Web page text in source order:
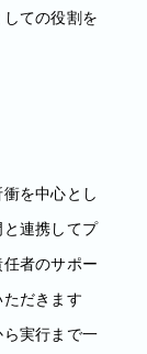
ての役割を
を中心とし
連携してプ
者のサポー
だきます
実行まで一